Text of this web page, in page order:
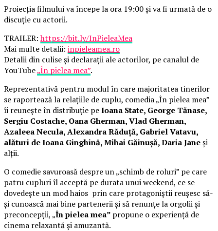
Proiecția filmului va începe la ora 19:00 și va fi urmată de o
discuție cu actorii.
TRAILER:https://bit.ly/InPieleaMea
Mai multe detalii: inpieleamea.ro
Detalii din culise și declarații ale actorilor, pe canalul de
YouTube„În pielea mea”.
Reprezentativă pentru modul în care majoritatea tinerilor
se raportează la relațiile de cuplu, comedia „În pielea mea”
îi reunește în distribuție peIoana State, George Tănase,
Sergiu Costache, Oana Gherman, Vlad Gherman,
Azaleea Necula, Alexandra Răduță, Gabriel Vatavu,
alături de Ioana Ginghină, Mihai Găinușă, Daria Janeși
alții.
O comedie savuroasă despre un „schimb de roluri” pe care
patru cupluri îl acceptă pe durata unui weekend, ce se
dovedește un mod haios prin care protagoniștii reușesc să-
și cunoască mai bine partenerii și să renunțe la orgolii și
preconcepții, „În pielea mea” propune o experiență de
cinema relaxantă și amuzantă.